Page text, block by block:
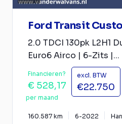
Ford Transit
2.0 TDCI 130pk L2H1
Euro6 Airco | 6-Zits |...
Financieren?
€ 528,17
per maand
excl. BTW
€22.750
160.587 km 6-2022